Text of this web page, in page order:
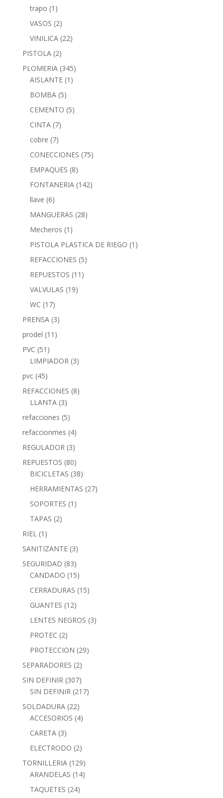
trapo (1)
VASOS (2)
VINILICA (22)
PISTOLA (2)
PLOMERIA (345)
AISLANTE (1)
BOMBA (5)
CEMENTO (5)
CINTA (7)
cobre (7)
CONECCIONES (75)
EMPAQUES (8)
FONTANERIA (142)
llave (6)
MANGUERAS (28)
Mecheros (1)
PISTOLA PLASTICA DE RIEGO (1)
REFACCIONES (5)
REPUESTOS (11)
VALVULAS (19)
WC (17)
PRENSA (3)
prodel (11)
PVC (51)
LIMPIADOR (3)
pvc (45)
REFACCIONES (8)
LLANTA (3)
refacciones (5)
refaccionmes (4)
REGULADOR (3)
REPUESTOS (80)
BICICLETAS (38)
HERRAMIENTAS (27)
SOPORTES (1)
TAPAS (2)
RIEL (1)
SANITIZANTE (3)
SEGURIDAD (83)
CANDADO (15)
CERRADURAS (15)
GUANTES (12)
LENTES NEGROS (3)
PROTEC (2)
PROTECCION (29)
SEPARADORES (2)
SIN DEFINIR (307)
SIN DEFINIR (217)
SOLDADURA (22)
ACCESORIOS (4)
CARETA (3)
ELECTRODO (2)
TORNILLERIA (129)
ARANDELAS (14)
TAQUETES (24)